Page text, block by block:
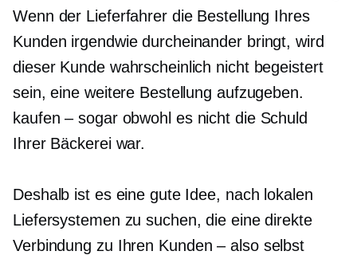
Wenn der Lieferfahrer die Bestellung Ihres
Kunden irgendwie durcheinander bringt, wird
dieser Kunde wahrscheinlich nicht begeistert
sein, eine weitere Bestellung aufzugeben.
kaufen – sogarobwohl es nicht die Schuld
Ihrer Bäckerei war.
Deshalb ist es eine gute Idee, nach lokalen
Liefersystemen zu suchen, die eine direkte
Verbindung zu Ihren Kunden – alsoselbst